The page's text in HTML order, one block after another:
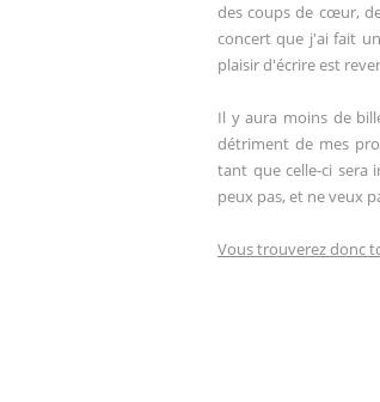
des coups de cœur,
concert que j'ai fait
plaisir d'écrire est
Il y aura moins de
détriment de mes
tant que celle-ci sera
peux pas, et ne veux
Vous trouverez donc